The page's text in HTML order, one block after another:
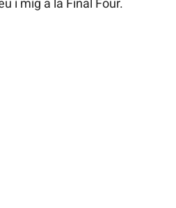
i mig a la Final Four.